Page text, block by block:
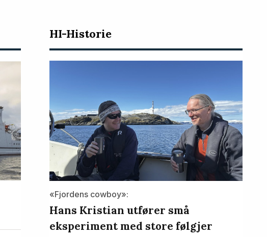
HI-Historie
«Fjordens cowboy»:
Hans Kristian utfører små
eksperiment med store følgjer